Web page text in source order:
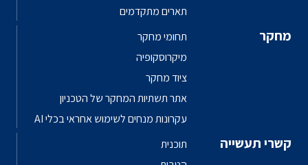
תארים מתקדמים
מחקר
תחומי מחקר
מיקרוסקופיה
ציוד מחקר
אתר תשתיות המחקר של הטכניון
עקרונות מנחים לשימוש אחראי בכלי AI
קשרי תעשייה
תוכנית